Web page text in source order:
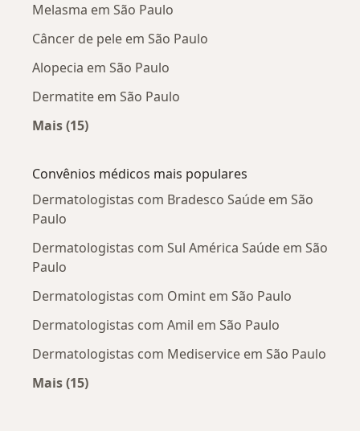
Melasma em São Paulo
Câncer de pele em São Paulo
Alopecia em São Paulo
Dermatite em São Paulo
Mais (15)
Convênios médicos mais populares
Dermatologistas com Bradesco Saúde em São
Paulo
Dermatologistas com Sul América Saúde em São
Paulo
Dermatologistas com Omint em São Paulo
Dermatologistas com Amil em São Paulo
Dermatologistas com Mediservice em São Paulo
Mais (15)